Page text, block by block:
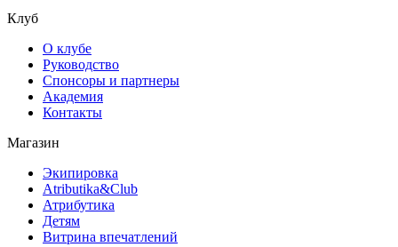
Клуб
О клубе
Руководство
Спонсоры и партнеры
Академия
Контакты
Магазин
Экипировка
Atributika&Club
Атрибутика
Детям
Витрина впечатлений